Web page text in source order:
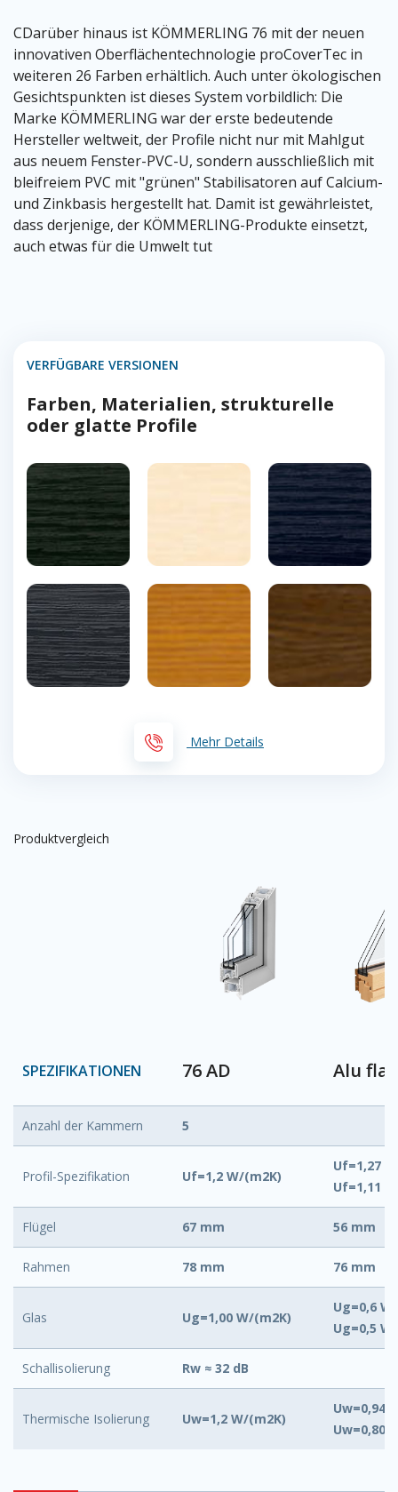
CDarüber hinaus ist KÖMMERLING 76 mit der neuen
innovativen Oberflächentechnologie proCoverTec in
weiteren 26 Farben erhältlich. Auch unter ökologischen
Gesichtspunkten ist dieses System vorbildlich: Die
Marke KÖMMERLING war der erste bedeutende
Hersteller weltweit, der Profile nicht nur mit Mahlgut
aus neuem Fenster-PVC-U, sondern ausschließlich mit
bleifreiem PVC mit "grünen" Stabilisatoren auf Calcium-
und Zinkbasis hergestellt hat. Damit ist gewährleistet,
dass derjenige, der KÖMMERLING-Produkte einsetzt,
auch etwas für die Umwelt tut
VERFÜGBARE VERSIONEN
Farben, Materialien, strukturelle
oder glatte Profile
Mehr Details
Produktvergleich
SPEZIFIKATIONEN 76 AD Alu
Anzahl der Kammern 5
Profil-Spezifikation Uf=1,2 W/(m2K)
Uf=1,27
Uf=1,11
Flügel 67 mm 56 mm
Rahmen 78 mm 76 mm
Glas Ug=1,00 W/(m2K)
Ug=0,6
Ug=0,5
Schallisolierung Rw ≈ 32 dB
Thermische Isolierung Uw=1,2 W/(m2K)
Uw=0,94
Uw=0,80